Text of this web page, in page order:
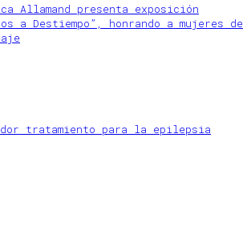
Allamand presenta exposición
a Destiempo”, honrando a mujeres de
tratamiento para la epilepsia